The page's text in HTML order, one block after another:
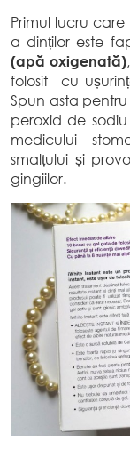
Primul lucru
a dinților este
(apă oxigenată)
folosit cu
Spun asta
peroxid de
medicului
smalțului și
gingiilor.